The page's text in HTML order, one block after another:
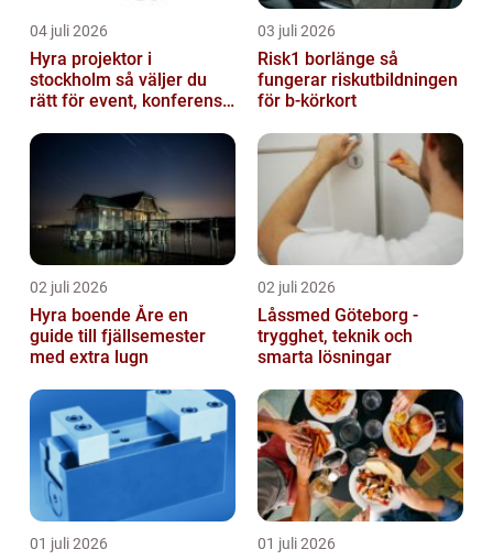
04 juli 2026
Hyra projektor i
stockholm så väljer du
rätt för event, konferens
03 juli 2026
Risk1 borlänge så
fungerar riskutbildningen
för b-körkort
02 juli 2026
Hyra boende Åre en
guide till fjällsemester
med extra lugn
02 juli 2026
Låssmed Göteborg -
trygghet, teknik och
smarta lösningar
01 juli 2026 01 juli 2026